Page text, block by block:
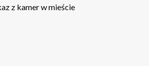
z kamer w mieście